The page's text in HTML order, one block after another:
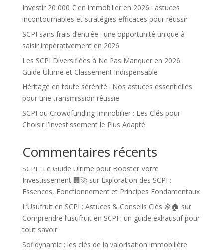
Investir 20 000 € en immobilier en 2026 : astuces
incontournables et stratégies efficaces pour réussir
SCPI sans frais d’entrée : une opportunité unique à
saisir impérativement en 2026
Les SCPI Diversifiées à Ne Pas Manquer en 2026 :
Guide Ultime et Classement Indispensable
Héritage en toute sérénité : Nos astuces essentielles
pour une transmission réussie
SCPI ou Crowdfunding Immobilier : Les Clés pour
Choisir l’Investissement le Plus Adapté
Commentaires récents
SCPI : Le Guide Ultime pour Booster Votre
Investissement 🏢🚀sur Exploration des SCPI :
Essences, Fonctionnement et Principes Fondamentaux
L’Usufruit en SCPI : Astuces & Conseils Clés 🍇🏠 sur
Comprendre l’usufruit en SCPI : un guide exhaustif pour
tout savoir
Sofidynamic : les clés de la valorisation immobilière